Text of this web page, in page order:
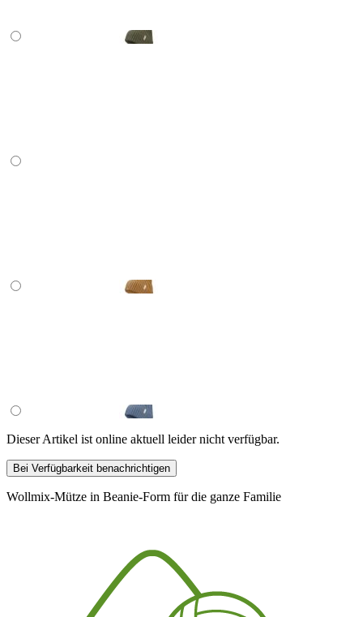
Dieser Artikel ist online aktuell leider nicht verfügbar.
Bei Verfügbarkeit benachrichtigen
Wollmix-Mütze in Beanie-Form für die ganze Familie